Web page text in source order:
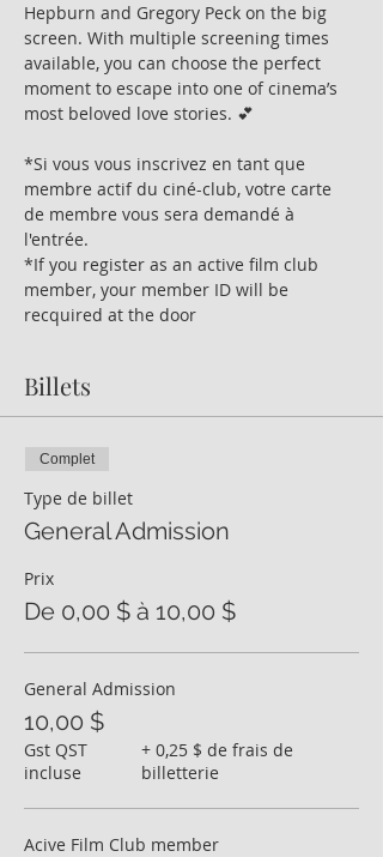
Hepburn and Gregory Peck on the big
screen. With multiple screening times
available, you can choose the perfect
moment to escape into one of cinema’s
most beloved love stories. 💕
*Si vous vous inscrivez en tant que
membre actif du ciné-club, votre carte
de membre vous sera demandé à
l'entrée.
*If you register as an active film club
member, your member ID will be
recquired at the door
Billets
Complet
Type de billet
General Admission
Prix
De 0,00 $ à 10,00 $
General Admission
10,00 $
Gst QST
incluse
+ 0,25 $ de frais de
billetterie
Acive Film Club member